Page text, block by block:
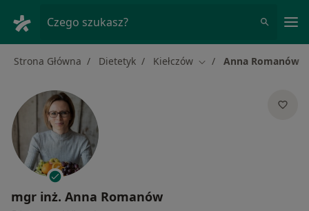
Czego szukasz?
Strona Główna Dietetyk Kiełczów Zmień miasto
Anna Romanów
mgr inż. Anna Romanów